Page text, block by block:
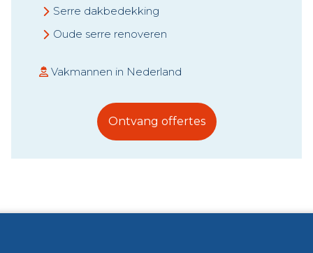
Serre dakbedekking
Oude serre renoveren
Vakmannen in Nederland
Ontvang offertes